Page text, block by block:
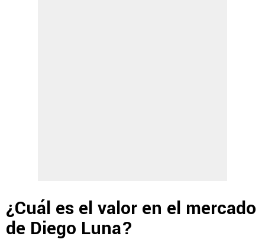
¿Cuál es el valor en el mercado
de Diego Luna?